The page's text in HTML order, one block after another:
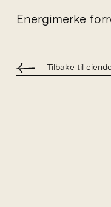
Hva
Energimerke
Tilbake til